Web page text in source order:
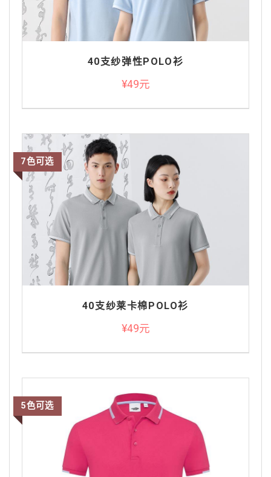
40支纱弹性POLO衫
¥49元
40支纱莱卡棉POLO衫
¥49元
7色可选
5色可选